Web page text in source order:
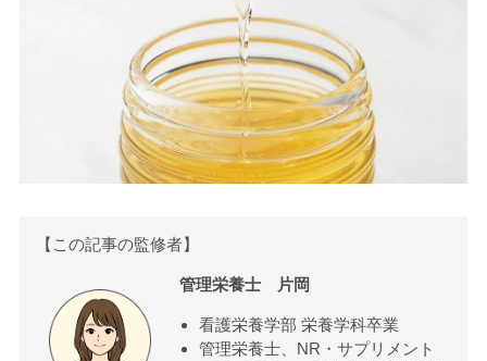
【この記事の監修者】
管理栄養士 片岡
看護栄養学部 栄養学科卒業
管理栄養士、NR・サプリメント